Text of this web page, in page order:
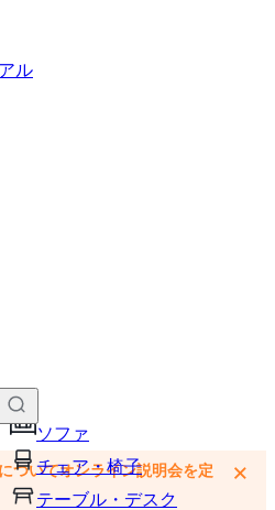
ル
ソファ
チェア・椅子
テーブル・デスク
付けて、カートに追加できます
ついてオンライン説明会を定
×